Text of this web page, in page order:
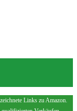
Links zu Amazon.